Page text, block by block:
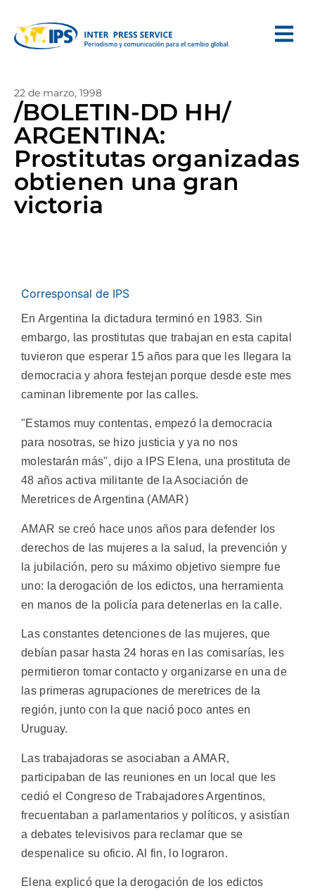
22 de marzo, 1998
/BOLETIN-DD HH/
ARGENTINA:
Prostitutas organizadas
obtienen una gran
victoria
Corresponsal de IPS
En Argentina la dictadura terminó en 1983. Sin
embargo, las prostitutas que trabajan en esta capital
tuvieron que esperar 15 años para que les llegara la
democracia y ahora festejan porque desde este mes
caminan libremente por las calles.
"Estamos muy contentas, empezó la democracia
para nosotras, se hizo justicia y ya no nos
molestarán más", dijo a IPS Elena, una prostituta de
48 años activa militante de la Asociación de
Meretrices de Argentina (AMAR)
AMAR se creó hace unos años para defender los
derechos de las mujeres a la salud, la prevención y
la jubilación, pero su máximo objetivo siempre fue
uno: la derogación de los edictos, una herramienta
en manos de la policía para detenerlas en la calle.
Las constantes detenciones de las mujeres, que
debían pasar hasta 24 horas en las comisarías, les
permitieron tomar contacto y organizarse en una de
las primeras agrupaciones de meretrices de la
región, junto con la que nació poco antes en
Uruguay.
Las trabajadoras se asociaban a AMAR,
participaban de las reuniones en un local que les
cedió el Congreso de Trabajadores Argentinos,
frecuentaban a parlamentarios y políticos, y asistían
a debates televisivos para reclamar que se
despenalice su oficio. Al fin, lo lograron.
Elena explicó que la derogación de los edictos